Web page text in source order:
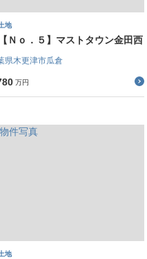
地
【Ｎｏ．５】マストタウン金田西
県木更津市瓜倉
万円
地